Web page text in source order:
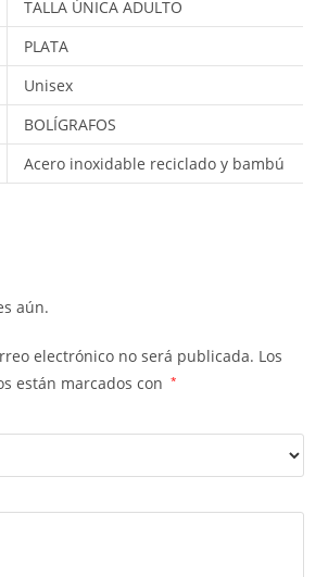
TALLA ÚNICA ADULTO
PLATA
Unisex
BOLÍGRAFOS
Acero inoxidable reciclado y bambú
aún.
electrónico no será publicada. Los
están marcados con
*